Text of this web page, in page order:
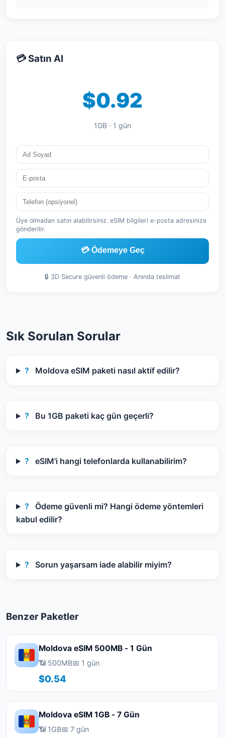
💳 Satın Al
$0.92
1GB · 1 gün
Üye olmadan satın alabilirsiniz. eSIM bilgileri e-posta adresinize
gönderilir.
💳 Ödemeye Geç
🔒 3D Secure güvenli ödeme · Anında teslimat
Sık Sorulan Sorular
? Moldova eSIM paketi nasıl aktif edilir?
? Bu 1GB paketi kaç gün geçerli?
? eSIM'i hangi telefonlarda kullanabilirim?
?
Ödeme güvenli mi? Hangi ödeme yöntemleri
kabul edilir?
? Sorun yaşarsam iade alabilir miyim?
Benzer Paketler
Moldova eSIM 500MB - 1 Gün
📶 500MB📅 1 gün
$0.54
Moldova eSIM 1GB - 7 Gün
📶 1GB📅 7 gün